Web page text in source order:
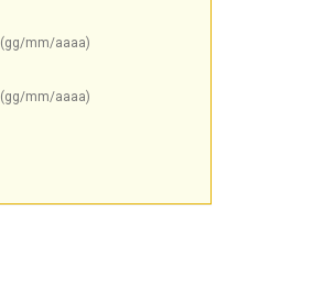
(gg/mm/aaaa)
(gg/mm/aaaa)